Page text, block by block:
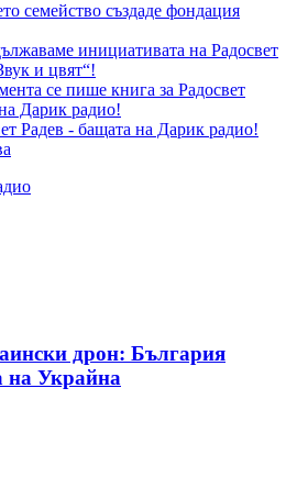
семейство създаде фондация
инициативата на Радосвет
и цвят“!
се пише книга за Радосвет
Дарик радио!
Радев - бащата на Дарик радио!
дрон: България
на Украйна